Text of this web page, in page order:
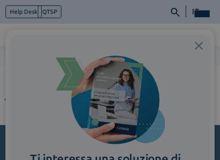
Help Desk QTSP IT
Cosa facciamo
Supply-Chain_ControlloDeiProdotti